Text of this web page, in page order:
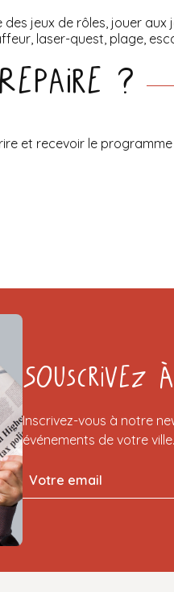
jeux de rôles, jouer
laser-quest, plage,
?
et recevoir le
Inscrivez-vous à notre
événements de votre ville.